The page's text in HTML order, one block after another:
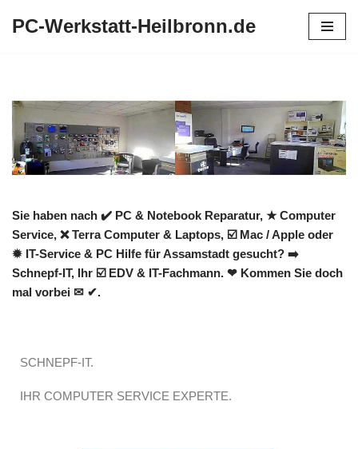
PC-Werkstatt-Heilbronn.de
Sie haben nach ✔️ PC & Notebook Reparatur, ★ Computer
Service, ❌ Terra Computer & Laptops, ☑️ Mac / Apple oder
✹ IT-Service & PC Hilfe für Assamstadt gesucht? ➡️
Schnepf-IT, Ihr ☑️ EDV & IT-Fachmann. ❤ Kommen Sie doch
mal vorbei ✉ ✔.
SCHNEPF-IT.
IHR COMPUTER SERVICE EXPERTE.